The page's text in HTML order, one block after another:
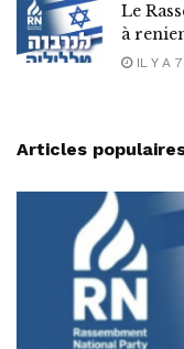
Le
à
IL Y A 7
Articles